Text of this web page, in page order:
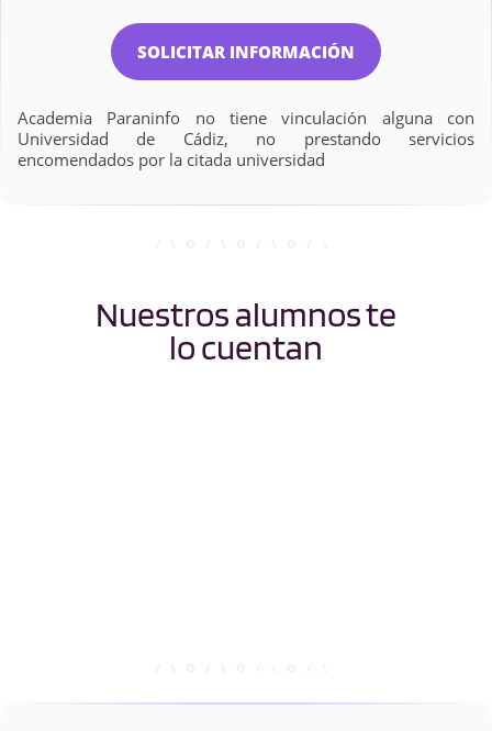
SOLICITAR INFORMACIÓN
Academia Paraninfo no tiene vinculación alguna con
Universidad de Cádiz, no prestando servicios
encomendados por la citada universidad
Nuestros alumnos te
lo cuentan